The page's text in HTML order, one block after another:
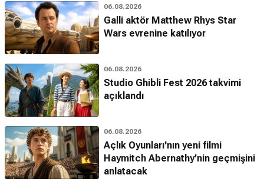
06.08.2026
Galli aktör Matthew Rhys Star
Wars evrenine katılıyor
06.08.2026
Studio Ghibli Fest 2026 takvimi
açıklandı
06.08.2026
Açlık Oyunları'nın yeni filmi
Haymitch Abernathy’nin geçmişini
anlatacak